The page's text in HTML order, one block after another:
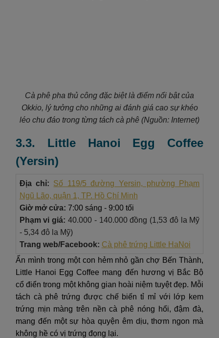
Cà phê pha thủ công đặc biệt là điểm nổi bật của
Okkio, lý tưởng cho những ai đánh giá cao sự khéo
léo chu đáo trong từng tách cà phê (Nguồn: Internet)
3.3. Little Hanoi Egg Coffee
(Yersin)
Địa chỉ: Số 119/5 đường Yersin, phường Phạm
Ngũ Lão, quận 1, TP. Hồ Chí Minh
Giờ mở cửa: 7:00 sáng - 9:00 tối
Phạm vi giá: 40.000 - 140.000 đồng (1,53 đô la Mỹ
- 5,34 đô la Mỹ)
Trang web/Facebook: Cà phê trứng Little HaNoi
Ẩn mình trong một con hẻm nhỏ gần chợ Bến Thành,
Little Hanoi Egg Coffee mang đến hương vị Bắc Bộ
cổ điển trong một không gian hoài niệm tuyệt đẹp. Mỗi
tách cà phê trứng được chế biến tỉ mỉ với lớp kem
trứng mịn màng trên nền cà phê nóng hổi, đậm đà,
mang đến một sự hòa quyện êm dịu, thơm ngon mà
không hề có vị trứng đọng lại.